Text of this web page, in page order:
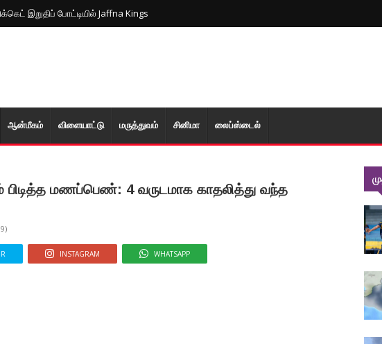
வானம்... சீறிப்பாயும் அலைகள்... விடுக்கப்பட்டுள்ள எச்சரிக்கை!
ஆன்மீகம் விளையாட்டு மரு‌த்துவ‌ம் சினிமா லைப்ஸ்டைல்
பிடித்த மணப்பெண்: 4 வருடமாக காதலித்து வந்த
INSTAGRAM WHATSAPP